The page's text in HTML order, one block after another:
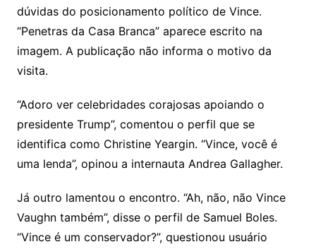
dúvidas do posicionamento político de Vince.
“Penetras da Casa Branca” aparece escrito na
imagem. A publicação não informa o motivo da
visita.
“Adoro ver celebridades corajosas apoiando o
presidente Trump”, comentou o perfil que se
identifica como Christine Yeargin. “Vince, você é
uma lenda”, opinou a internauta Andrea Gallagher.
Já outro lamentou o encontro. “Ah, não, não Vince
Vaughn também”, disse o perfil de Samuel Boles.
“Vince é um conservador?”, questionou usuário